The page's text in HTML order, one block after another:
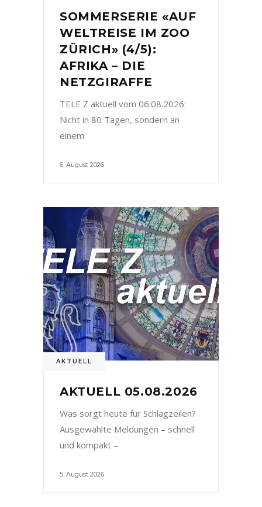
SOMMERSERIE «AUF
WELTREISE IM ZOO
ZÜRICH» (4/5):
AFRIKA – DIE
NETZGIRAFFE
TELE Z aktuell vom 06.08.2026:
Nicht in 80 Tagen, sondern an
einem
6. August 2026
AKTUELL
AKTUELL 05.08.2026
Was sorgt heute für Schlagzeilen?
Ausgewählte Meldungen – schnell
und kompakt –
5. August 2026